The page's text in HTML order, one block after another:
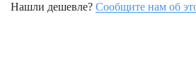
Нашли дешевле? Сообщите нам об